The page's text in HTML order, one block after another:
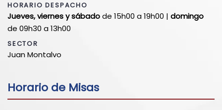
HORARIO DESPACHO
Jueves, viernes y sábadode 15h00 a 19h00 | domingo
de 09h30 a 13h00
SECTOR
Juan Montalvo
Horario de Misas